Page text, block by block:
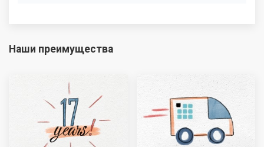
Наши преимущества